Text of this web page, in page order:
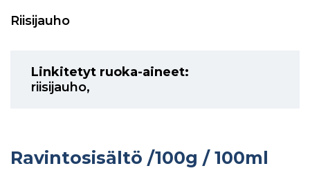
Riisijauho
Linkitetyt ruoka-aineet:
riisijauho,
Ravintosisältö /100g / 100ml